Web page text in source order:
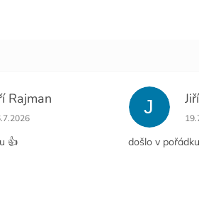
Rajman
obchodu je 5 z 5 hvězdiček.
👍
J Jiří
došlo v pořádku